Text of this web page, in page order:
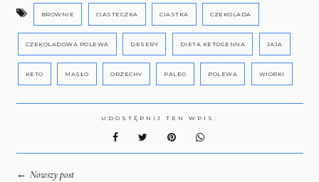
BROWNIE CIASTECZKA CIASTKA CZEKOLADA
CZEKOLADOWA POLEWA DESERY DIETA KETOGENNA JAJA
KETO MASŁO ORZECHY PALEO POLEWA WIÓRKI
UDOSTĘPNIJ TEN WPIS:
← Nowszy post